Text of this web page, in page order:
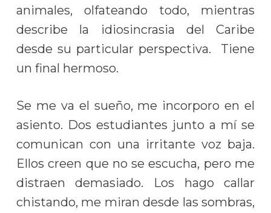
animales, olfateando todo, mientras
describe la idiosincrasia del Caribe
desde su particular perspectiva. Tiene
un final hermoso.
Se me va el sueño, me incorporo en el
asiento. Dos estudiantes junto a mí se
comunican con una irritante voz baja.
Ellos creen que no se escucha, pero me
distraen demasiado. Los hago callar
chistando, me miran desde las sombras,